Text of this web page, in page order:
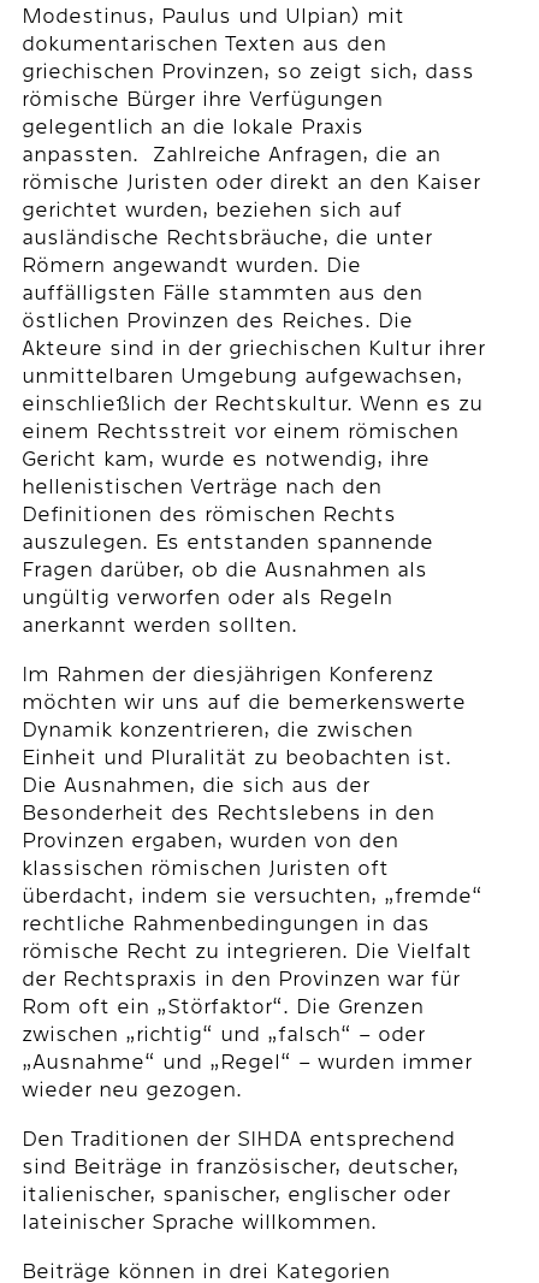
Modestinus, Paulus und Ulpian) mit
dokumentarischen Texten aus den
griechischen Provinzen, so zeigt sich, dass
römische Bürger ihre Verfügungen
gelegentlich an die lokale Praxis
anpassten. Zahlreiche Anfragen, die an
römische Juristen oder direkt an den Kaiser
gerichtet wurden, beziehen sich auf
ausländische Rechtsbräuche, die unter
Römern angewandt wurden. Die
auffälligsten Fälle stammten aus den
östlichen Provinzen des Reiches. Die
Akteure sind in der griechischen Kultur ihrer
unmittelbaren Umgebung aufgewachsen,
einschließlich der Rechtskultur. Wenn es zu
einem Rechtsstreit vor einem römischen
Gericht kam, wurde es notwendig, ihre
hellenistischen Verträge nach den
Definitionen des römischen Rechts
auszulegen. Es entstanden spannende
Fragen darüber, ob die Ausnahmen als
ungültig verworfen oder als Regeln
anerkannt werden sollten.
Im Rahmen der diesjährigen Konferenz
möchten wir uns auf die bemerkenswerte
Dynamik konzentrieren, die zwischen
Einheit und Pluralität zu beobachten ist.
Die Ausnahmen, die sich aus der
Besonderheit des Rechtslebens in den
Provinzen ergaben, wurden von den
klassischen römischen Juristen oft
überdacht, indem sie versuchten, „fremde“
rechtliche Rahmenbedingungen in das
römische Recht zu integrieren. Die Vielfalt
der Rechtspraxis in den Provinzen war für
Rom oft ein „Störfaktor“. Die Grenzen
zwischen „richtig“ und „falsch“ – oder
„Ausnahme“ und „Regel“ – wurden immer
wieder neu gezogen.
Den Traditionen der SIHDA entsprechend
sind Beiträge in französischer, deutscher,
italienischer, spanischer, englischer oder
lateinischer Sprache willkommen.
Beiträge können in drei Kategorien